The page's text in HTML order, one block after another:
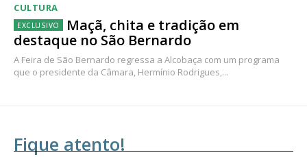
CULTURA
Maçã, chita e tradição em
destaque no São Bernardo
A Feira de São Bernardo regressa a Alcobaça com um programa
que o presidente da Câmara, Hermínio Rodrigues,...
Fique atento!